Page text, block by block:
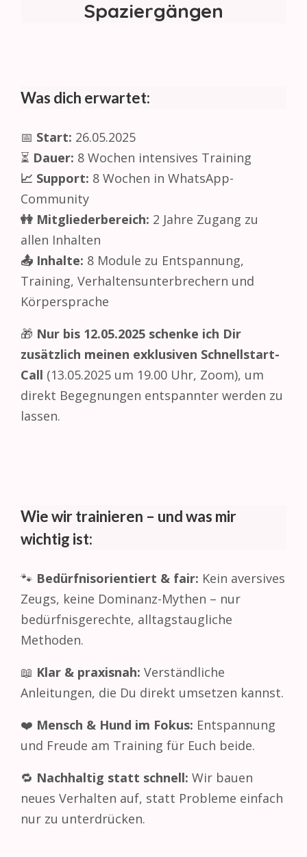
Spaziergängen
Was dich erwartet:
📅 Start: 26.05.2025
⏳ Dauer: 8 Wochen intensives Training
📈 Support: 8 Wochen in WhatsApp-
Community
👭 Mitgliederbereich: 2 Jahre Zugang zu
allen Inhalten
📤 Inhalte: 8 Module zu Entspannung,
Training, Verhaltensunterbrechern und
Körpersprache
🎁 Nur bis 12.05.2025 schenke ich Dir
zusätzlich meinen exklusiven Schnellstart-
Call (13.05.2025 um 19.00 Uhr, Zoom), um
direkt Begegnungen entspannter werden zu
lassen.
Wie wir trainieren – und was mir
wichtig ist:
🐾 Bedürfnisorientiert & fair: Kein aversives
Zeugs, keine Dominanz-Mythen – nur
bedürfnisgerechte, alltagstaugliche
Methoden.
📖 Klar & praxisnah: Verständliche
Anleitungen, die Du direkt umsetzen kannst.
❤️ Mensch & Hund im Fokus: Entspannung
und Freude am Training für Euch beide.
🔁 Nachhaltig statt schnell: Wir bauen
neues Verhalten auf, statt Probleme einfach
nur zu unterdrücken.